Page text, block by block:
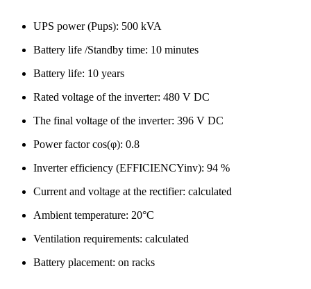
UPS power (Pups): 500 kVA
Battery life /Standby time: 10 minutes
Battery life: 10 years
Rated voltage of the inverter: 480 V DC
The final voltage of the inverter: 396 V DC
Power factor cos(φ): 0.8
Inverter efficiency (EFFICIENCYinv): 94 %
Current and voltage at the rectifier: calculated
Ambient temperature: 20°C
Ventilation requirements: calculated
Battery placement: on racks